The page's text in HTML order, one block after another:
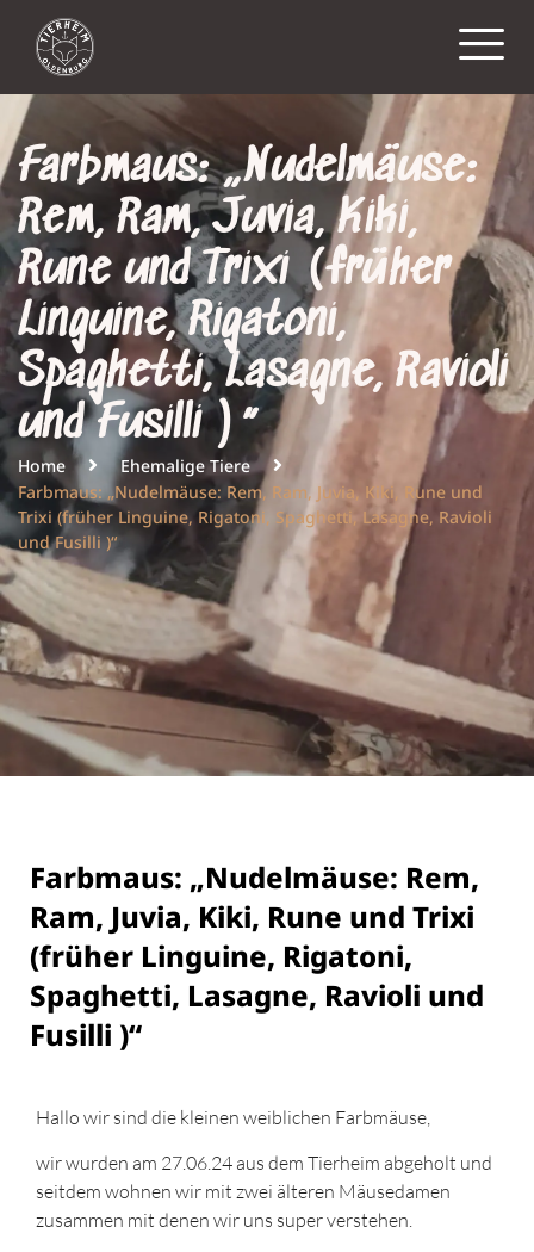
Farbmaus: „Nudelmäuse:
Rem, Ram, Juvia, Kiki,
Rune und Trixi (früher
Linguine, Rigatoni,
Spaghetti, Lasagne, Ravioli
und Fusilli )“
Home
Ehemalige Tiere
Farbmaus: „Nudelmäuse: Rem, Ram, Juvia, Kiki, Rune und
Trixi (früher Linguine, Rigatoni, Spaghetti, Lasagne, Ravioli
und Fusilli )“
Farbmaus: „Nudelmäuse: Rem,
Ram, Juvia, Kiki, Rune und Trixi
(früher Linguine, Rigatoni,
Spaghetti, Lasagne, Ravioli und
Fusilli )“
Hallo wir sind die kleinen weiblichen Farbmäuse,
wir wurden am 27.06.24 aus dem Tierheim abgeholt und
seitdem wohnen wir mit zwei älteren Mäusedamen
zusammen mit denen wir uns super verstehen.